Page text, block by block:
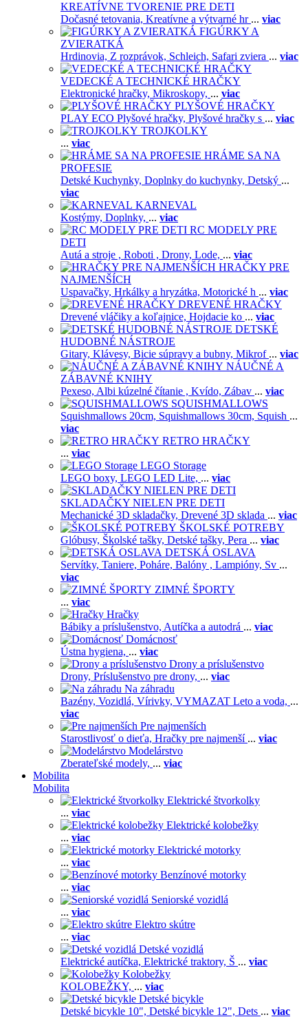
KREATÍVNE TVORENIE PRE DETI
Dočasné tetovania, Kreatívne a výtvarné hr ... viac
FIGÚRKY A
ZVIERATKÁ
Hrdinovia, Z rozprávok, Schleich, Safari zviera ... viac
VEDECKÉ A TECHNICKÉ HRAČKY
Elektronické hračky, Mikroskopy, ... viac
PLYŠOVÉ HRAČKY
PLAY ECO Plyšové hračky, Plyšové hračky s ... viac
TROJKOLKY
... viac
HRÁME SA NA
PROFESIE
Detské Kuchynky, Doplnky do kuchynky, Detský ...
viac
KARNEVAL
Kostýmy, Doplnky, ... viac
RC MODELY PRE
DETI
Autá a stroje , Roboti , Drony, Lode, ... viac
HRAČKY PRE
NAJMENŠÍCH
Uspavačky, Hrkálky a hryzátka, Motorické h ... viac
DREVENÉ HRAČKY
Drevené vláčiky a koľajnice, Hojdacie ko ... viac
DETSKÉ
HUDOBNÉ NÁSTROJE
Gitary, Klávesy, Bicie súpravy a bubny, Mikrof ... viac
NÁUČNÉ A
ZÁBAVNÉ KNIHY
Pexeso, Albi kúzelné čítanie , Kvído, Zábav ... viac
SQUISHMALLOWS
Squishmallows 20cm, Squishmallows 30cm, Squish ...
viac
RETRO HRAČKY
... viac
LEGO Storage
LEGO boxy, LEGO LED Lite, ... viac
SKLADAČKY NIELEN PRE DETI
Mechanické 3D skladačky, Drevené 3D sklada ... viac
ŠKOLSKÉ POTREBY
Glóbusy, Školské tašky, Detské tašky, Pera ... viac
DETSKÁ OSLAVA
Servítky, Taniere, Poháre, Balóny , Lampióny, Sv ...
viac
ZIMNÉ ŠPORTY
... viac
Hračky
Bábiky a príslušenstvo, Autíčka a autodrá ... viac
Domácnosť
Ústna hygiena, ... viac
Drony a príslušenstvo
Drony, Príslušenstvo pre drony, ... viac
Na záhradu
Bazény, Vozidlá, Vírivky, VYMAZAT Leto a voda, ...
viac
Pre najmenších
Starostlivosť o dieťa, Hračky pre najmenší ... viac
Modelárstvo
Zberateľské modely, ... viac
Mobilita
Mobilita
Elektrické štvorkolky
... viac
Elektrické kolobežky
... viac
Elektrické motorky
... viac
Benzínové motorky
... viac
Seniorské vozidlá
... viac
Elektro skútre
... viac
Detské vozidlá
Elektrické autíčka, Elektrické traktory, Š ... viac
Kolobežky
KOLOBEŽKY, ... viac
Detské bicykle
Detské bicykle 10", Detské bicykle 12", Dets ... viac